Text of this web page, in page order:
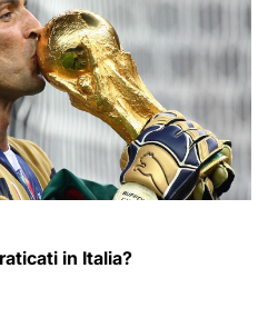
in Italia?